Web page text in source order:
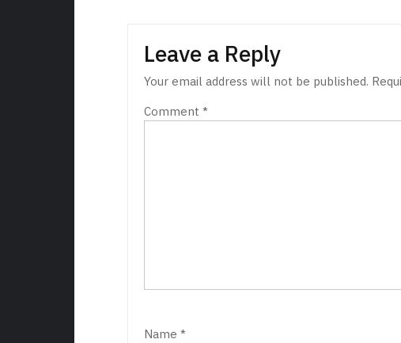
Leave a Reply
Your email address will not be published.
Comment*
Name*